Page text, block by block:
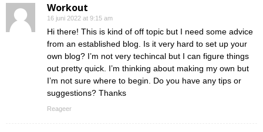
Workout
16 juni 2022 at 9:15 am
Hi there! This is kind of off topic but I need some advice
from an established blog. Is it very hard to set up your
own blog? I’m not very techincal but I can figure things
out pretty quick. I’m thinking about making my own but
I’m not sure where to begin. Do you have any tips or
suggestions? Thanks
Reageer